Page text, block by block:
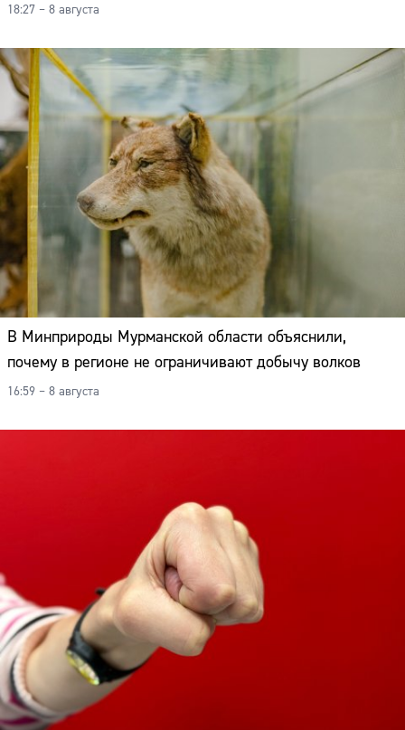
18:27 – 8 августа
В Минприроды Мурманской области объяснили,
почему в регионе не ограничивают добычу волков
16:59 – 8 августа